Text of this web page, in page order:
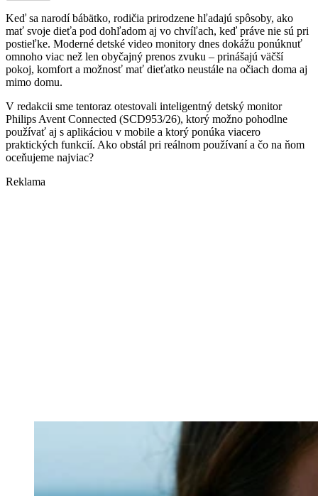
Keď sa narodí bábätko, rodičia prirodzene hľadajú spôsoby, ako
mať svoje dieťa pod dohľadom aj vo chvíľach, keď práve nie sú pri
postieľke. Moderné detské video monitory dnes dokážu ponúknuť
omnoho viac než len obyčajný prenos zvuku – prinášajú väčší
pokoj, komfort a možnosť mať dieťatko neustále na očiach doma aj
mimo domu.
V redakcii sme tentoraz otestovali inteligentný detský monitor
Philips Avent Connected (SCD953/26), ktorý možno pohodlne
používať aj s aplikáciou v mobile a ktorý ponúka viacero
praktických funkcií. Ako obstál pri reálnom používaní a čo na ňom
oceňujeme najviac?
Reklama